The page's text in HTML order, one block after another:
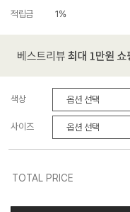
적립금 1%
색상
사이즈
TOTAL PRICE